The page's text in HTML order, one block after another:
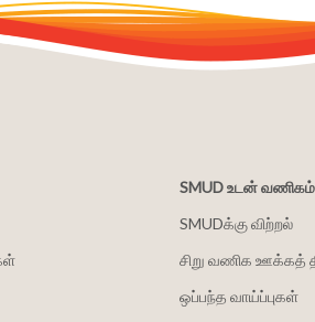
SMUD உடன் வணிகம்
SMUDக்கு விற்றல்
சிறு வணிக ஊக்கத்
ஒப்பந்த வாய்ப்புகள்